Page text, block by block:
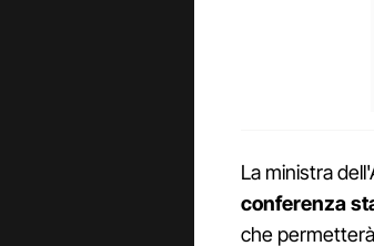
La ministra
conferenza
che